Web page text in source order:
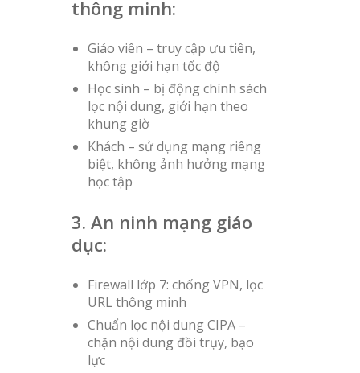
thông minh:
Giáo viên – truy cập ưu tiên,
không giới hạn tốc độ
Học sinh – bị động chính sách
lọc nội dung, giới hạn theo
khung giờ
Khách – sử dụng mạng riêng
biệt, không ảnh hưởng mạng
học tập
3. An ninh mạng giáo
dục:
Firewall lớp 7: chống VPN, lọc
URL thông minh
Chuẩn lọc nội dung CIPA –
chặn nội dung đồi trụy, bạo
lực